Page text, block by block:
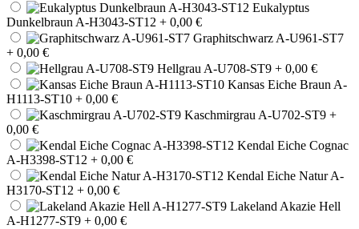
Eukalyptus
Dunkelbraun A-H3043-ST12 + 0,00 €
Graphitschwarz A-U961-ST7
+ 0,00 €
Hellgrau A-U708-ST9 + 0,00 €
Kansas Eiche Braun A-
H1113-ST10 + 0,00 €
Kaschmirgrau A-U702-ST9 +
0,00 €
Kendal Eiche Cognac
A-H3398-ST12 + 0,00 €
Kendal Eiche Natur A-
H3170-ST12 + 0,00 €
Lakeland Akazie Hell
A-H1277-ST9 + 0,00 €